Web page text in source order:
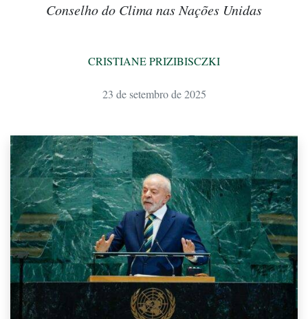
Conselho do Clima nas Nações Unidas
CRISTIANE PRIZIBISCZKI
23 de setembro de 2025